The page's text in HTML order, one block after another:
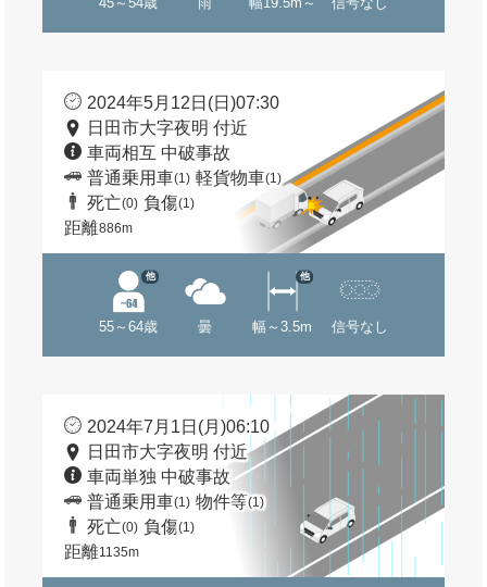
2024年5月12日(日)07:30
日田市大字夜明 付近
車両相互 中破事故
普通乗用車(1) 軽貨物車(1)
死亡(0) 負傷(1)
距離886m
55～64歳
他
曇 幅～3.5m
他
信号なし
2024年7月1日(月)06:10
日田市大字夜明 付近
車両単独 中破事故
普通乗用車(1) 物件等(1)
死亡(0) 負傷(1)
距離1135m